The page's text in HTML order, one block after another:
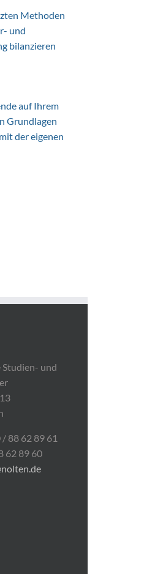
Methoden
und
bilanzieren
auf Ihrem
Grundlagen
der eigenen
und
88 62 89 61
62 89 60